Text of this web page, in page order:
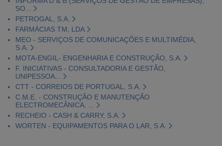
SO...
PETROGAL, S.A.
FARMÁCIAS TM, LDA
MEO - SERVIÇOS DE COMUNICAÇÕES E MULTIMÉDIA,
S.A.
MOTA-ENGIL- ENGENHARIA E CONSTRUÇÃO, S.A.
F. INICIATIVAS - CONSULTADORIA E GESTÃO,
UNIPESSOA...
CTT - CORREIOS DE PORTUGAL, S.A.
C.M.E. - CONSTRUÇÃO E MANUTENÇÃO
ELECTROMECÂNICA, ...
RECHEIO - CASH & CARRY, S.A.
WORTEN - EQUIPAMENTOS PARA O LAR, S.A.